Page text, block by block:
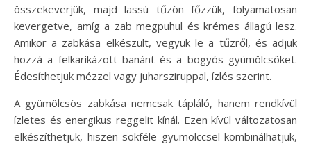
összekeverjük, majd lassú tűzön főzzük, folyamatosan
kevergetve, amíg a zab megpuhul és krémes állagú lesz.
Amikor a zabkása elkészült, vegyük le a tűzről, és adjuk
hozzá a felkarikázott banánt és a bogyós gyümölcsöket.
Édesíthetjük mézzel vagy juharsziruppal, ízlés szerint.
A gyümölcsös zabkása nemcsak tápláló, hanem rendkívül
ízletes és energikus reggelit kínál. Ezen kívül változatosan
elkészíthetjük, hiszen sokféle gyümölccsel kombinálhatjuk,